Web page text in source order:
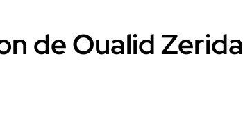
de Oualid Zerida